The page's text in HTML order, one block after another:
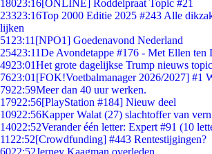
18023:16[ONLINE] Roddelpraat Topic #21
23323:16Top 2000 Editie 2025 #243 Alle
lijken
51 23:11 [NPO1] Goedenavond Nederland
25423:11De Avondetappe #176 - Met Ellen ten
4923:01Het grote dagelijkse Trump nieuws
7623:01 [FOK!Voetbalmanager 2026/2027] #1
7922:59Meer dan 40 uur werken.
17922:56[PlayStation #184] Nieuw deel
10922:56Kapper Walat (27) slachtoffer van
14022:52Verander één letter: Expert #91 (10
11 22:52[Crowdfunding] #443 Rentestijgingen?
6022:52Jerney Kaagman overleden